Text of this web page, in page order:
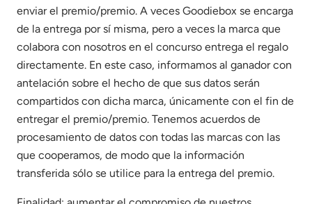
enviar el premio/premio. A veces Goodiebox se encarga
de la entrega por sí misma, pero a veces la marca que
colabora con nosotros en el concurso entrega el regalo
directamente. En este caso, informamos al ganador con
antelación sobre el hecho de que sus datos serán
compartidos con dicha marca, únicamente con el fin de
entregar el premio/premio. Tenemos acuerdos de
procesamiento de datos con todas las marcas con las
que cooperamos, de modo que la información
transferida sólo se utilice para la entrega del premio.